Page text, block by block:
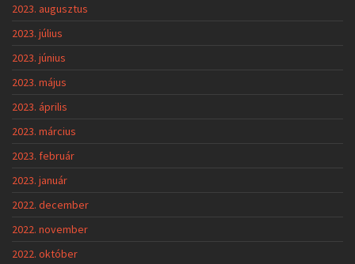
2023. augusztus
2023. július
2023. június
2023. május
2023. április
2023. március
2023. február
2023. január
2022. december
2022. november
2022. október